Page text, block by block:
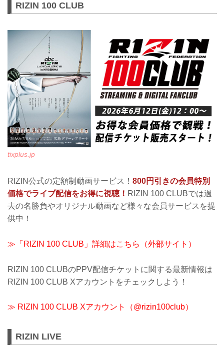
RIZIN 100 CLUB
tixplus.jp
RIZIN公式の定額制動画サービス！ 800円引きの会員特別
価格でライブ配信をお得に視聴！ RIZIN 100 CLUBでは過
去の名勝負やオリジナル動画など様々な会員サービスを提
供中！
≫「RIZIN 100 CLUB」詳細はこちら（外部サイト）
RIZIN 100 CLUBのPPV配信チケットに関する最新情報は
RIZIN 100 CLUB Xアカウントをチェックしよう！
≫ RIZIN 100 CLUB Xアカウント（@rizin100club）
RIZIN LIVE